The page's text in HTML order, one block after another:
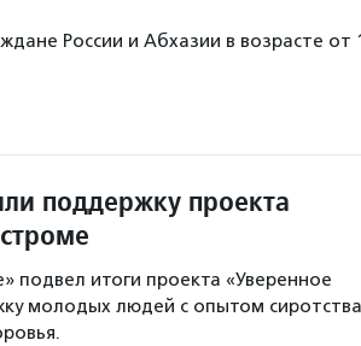
России и Абхазии в возрасте от
поддержку проекта
подвел итоги проекта «Уверенное
молодых людей с опытом сиротства